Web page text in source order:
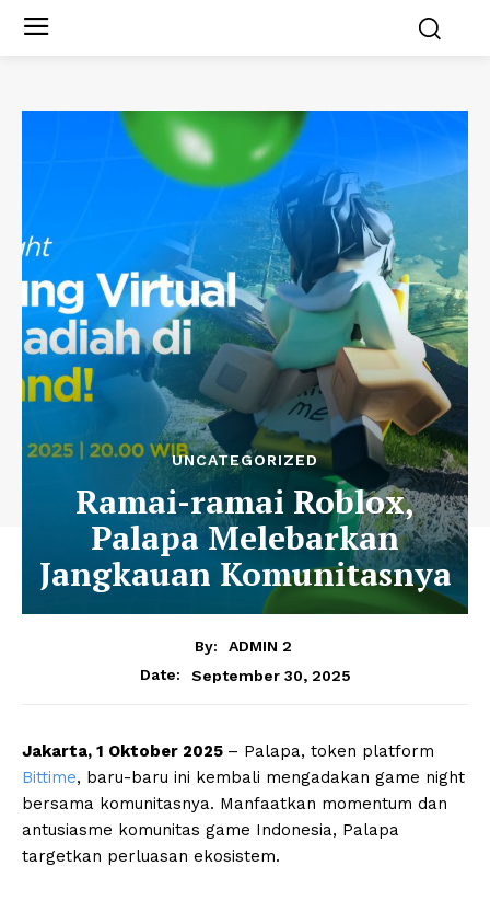
UNCATEGORIZED
Ramai-ramai Roblox,
Palapa Melebarkan
Jangkauan Komunitasnya
By:
ADMIN 2
Date:
September 30, 2025
Jakarta, 1 Oktober 2025 – Palapa, token platform
Bittime, baru-baru ini kembali mengadakan game night
bersama komunitasnya. Manfaatkan momentum dan
antusiasme komunitas game Indonesia, Palapa
targetkan perluasan ekosistem.